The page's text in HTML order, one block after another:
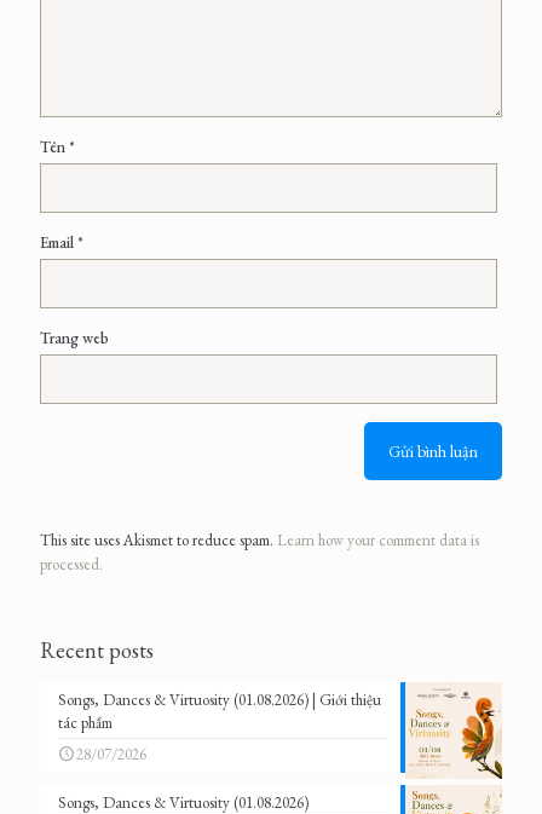
Tên *
Email *
Trang web
This site uses Akismet to reduce spam. Learn how your comment data is
processed.
Recent posts
Songs, Dances & Virtuosity (01.08.2026) | Giới thiệu
tác phẩm
28/07/2026
Songs, Dances & Virtuosity (01.08.2026)